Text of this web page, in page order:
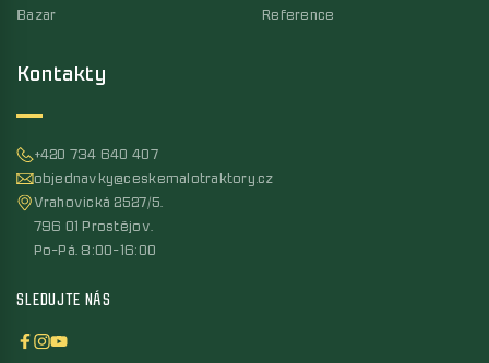
Kontakty
+420 734 640 407
objednavky@ceskemalotraktory.cz
Vrahovická 2527/5,
796 01 Prostějov,
Po-Pá, 8:00-16:00
SLEDUJTE NÁS
Bazar
Reference